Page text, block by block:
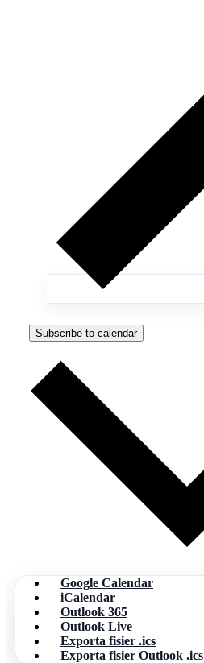
Subscribe to calendar
Google Calendar
iCalendar
Outlook 365
Outlook Live
Exporta fisier .ics
Exporta fisier Outlook .ics